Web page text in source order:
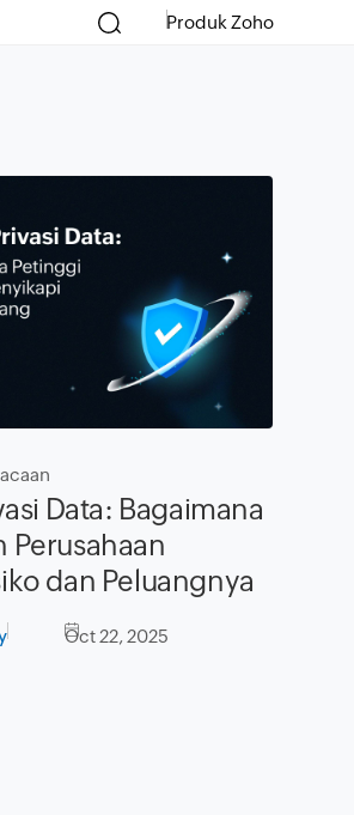
Produk Zoho
Data: Bagaimana
Perusahaan
dan Peluangnya
Oct 22, 2025